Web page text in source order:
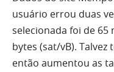
usuário errou duas
selecionada foi de
bytes (sat/vB).
então aumentou as